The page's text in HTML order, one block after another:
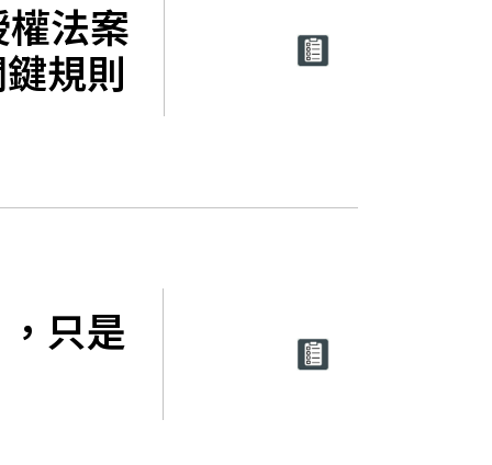
法案
規則
只是